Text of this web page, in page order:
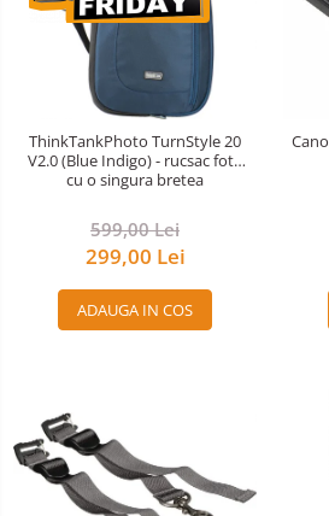
ThinkTankPhoto TurnStyle 20
V2.0 (Blue Indigo) - rucsac foto
cu o singura bretea
599,00 Lei
299,00 Lei
ADAUGA IN COS